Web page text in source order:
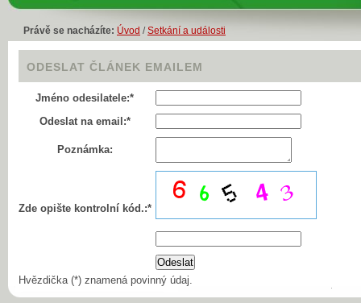
Právě se nacházíte: Úvod /Setkání a události
ODESLAT ČLÁNEK EMAILEM
Jméno odesilatele:*
Odeslat na email:*
Poznámka:
Zde opište kontrolní kód.:*
Hvězdička (*) znamená povinný údaj.